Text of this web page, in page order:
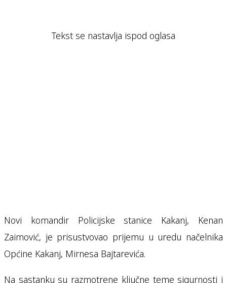
Tekst se nastavlja ispod oglasa
Novi komandir Policijske stanice Kakanj, Kenan
Zaimović, je prisustvovao prijemu u uredu načelnika
Općine Kakanj, Mirnesa Bajtarevića.
Na sastanku su razmotrene ključne teme sigurnosti i